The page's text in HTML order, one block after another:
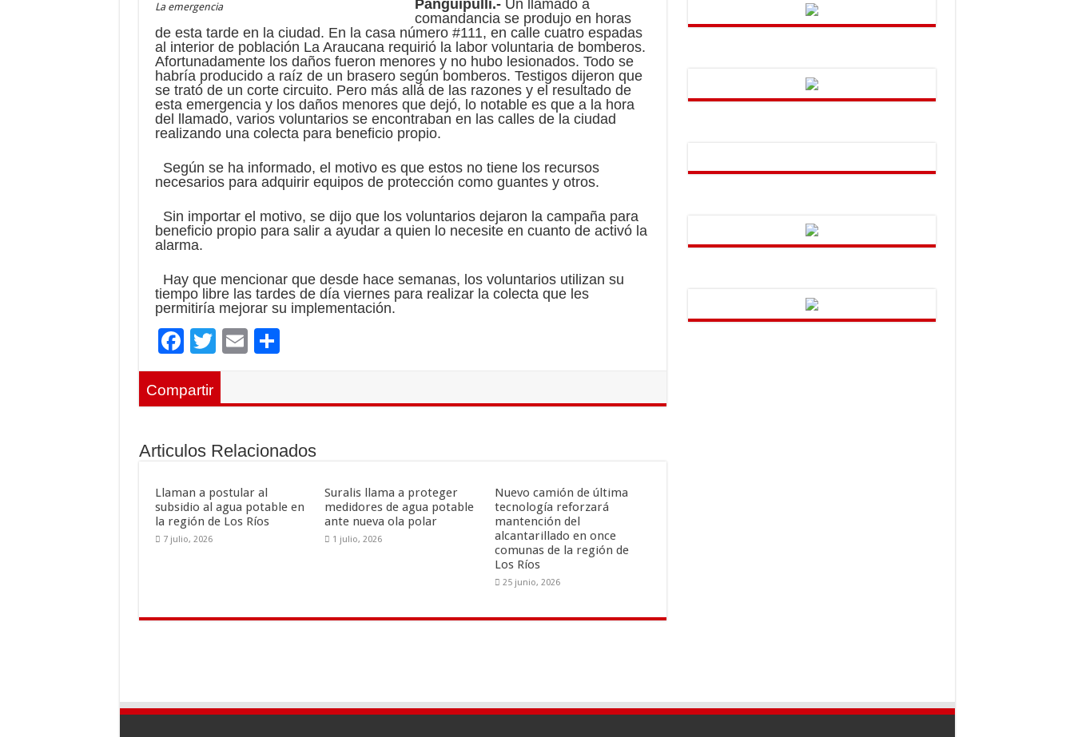
La emergencia Panguipulli.-Un llamado a
comandancia se produjo en horas
de esta tarde en la ciudad. En la casa número #111, en calle cuatro espadas
al interior de población La Araucana requirió la labor voluntaria de bomberos.
Afortunadamente los daños fueron menores y no hubo lesionados. Todo se
habría producido a raíz de un brasero según bomberos. Testigos dijeron que
se trató de un corte circuito. Pero más allá de las razones y el resultado de
esta emergencia y los daños menores que dejó, lo notable es que a la hora
del llamado, varios voluntarios se encontraban en las calles de la ciudad
realizando una colecta para beneficio propio.
Según se ha informado, el motivo es que estos no tiene los recursos
necesarios para adquirir equipos de protección como guantes y otros.
Sin importar el motivo, se dijo que los voluntarios dejaron la campaña para
beneficio propio para salir a ayudar a quien lo necesite en cuanto de activó la
alarma.
Hay que mencionar que desde hace semanas, los voluntarios utilizan su
tiempo libre las tardes de día viernes para realizar la colecta que les
permitiría mejorar su implementación.
F
ac
e
o
k
T
wi
E
C
ar
r
Compartir
Articulos Relacionados
Llaman a postular al
subsidio al agua potable en
la región de Los Ríos
7 julio, 2026
Suralis llama a proteger
medidores de agua potable
ante nueva ola polar
1 julio, 2026
Nuevo camión de última
tecnología reforzará
mantención del
alcantarillado en once
comunas de la región de
Los Ríos
25 junio, 2026